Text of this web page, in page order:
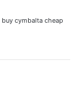
buy cymbalta cheap